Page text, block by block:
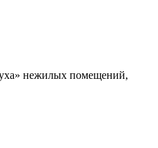
нежилых помещений,